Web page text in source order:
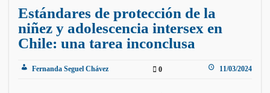
Estándares de protección de la
niñez y adolescencia intersex en
Chile: una tarea inconclusa
Fernanda Seguel Chávez 0 11/03/2024